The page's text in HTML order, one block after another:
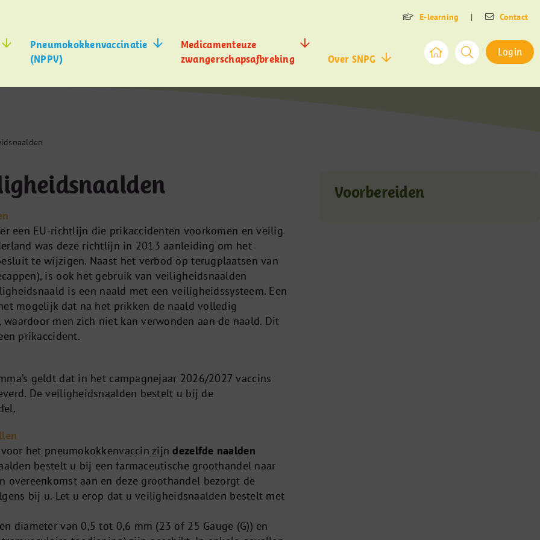
E-learning | Contact
Pneumokokkenvaccinatie
(NPPV)
Medicamenteuze
zwangerschapsafbreking
Over SNPG
Login
een EU-richtlijn die prikaccidenten voorkomen en veilig
was deze richtlijn in 2013 aanleiding om het
te wijzigen. Naast het verbod op terugplaatsen van
is ook het gebruik van veiligheidsnaalden
is een naald met een veiligheidssysteem. Een
mogelijk dat na het prikken de naald volledig
waardoor men zich niet kan verwonden aan de naald. Dit
prikaccident.
geldt dat in het campagnejaar 2026/2027 vaccins
De veiligheidsnaalden bestelt u bij de
het pneumokokkenvaccin zijndezelfde naalden
bestelt u bij een farmaceutische groothandel naar
overeenkomst aan en deze groothandel bezorgt de
bij u. Let u erop dat u veiligheidsnaalden bestelt met
diameter van 0,5 tot 0,6 mm (23 of 25 Gauge (G)) en
Voorbereiden